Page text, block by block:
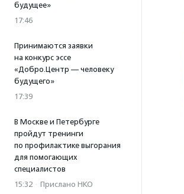
будущее»
17:46
Принимаются заявки
на конкурс эссе
«Добро.Центр — человеку
будущего»
17:39
В Москве и Петербурге
пройдут тренинги
по профилактике выгорания
для помогающих
специалистов
15:32 · Прислано НКО